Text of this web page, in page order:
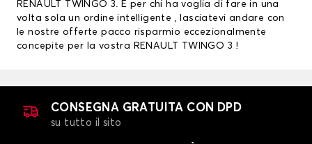
RENAULT TWINGO 3. E per chi ha voglia di fare in una
volta sola un ordine intelligente , lasciatevi andare con
le nostre offerte pacco risparmio eccezionalmente
concepite per la vostra RENAULT TWINGO 3 !
CONSEGNA GRATUITA CON DPD
su tutto il sito